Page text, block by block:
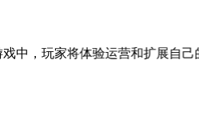
将体验运营和扩展自己的画廊